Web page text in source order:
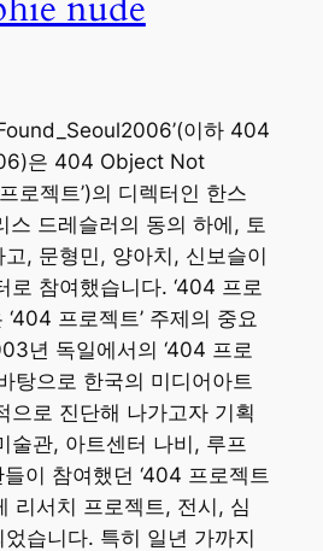
이하 404
은 404 Object Not
로젝트’)의 디렉터인 한스
스 드레슬러의 동의 하에, 토
, 문형민, 양아치, 신보슬이
로 참여했습니다. ‘404 프로
프로젝트’ 주제의 중요
년 독일에서의 ‘404 프로
탕으로 한국의 미디어아트
으로 진단해 나가고자 기획
술관, 아트센터 나비, 루프
이 참여했던 ‘404 프로젝트
리서치 프로젝트, 전시, 심
습니다. 특히 일년 가까지